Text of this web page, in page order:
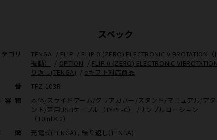
スペック
ゴリ TENGA / FLIP / FLIP 0 (ZERO) ELECTRONIC VIBROTATION
振動）
/ OPTION / FLIP 0 (ZERO) ELECTRONIC
り返し(TENGA) / eギフト対応商品
番
TFZ-103R
容物
本体/スライドアーム/クリアカバー/スタンド/マニュアル/ア
ント/専用USBケーブル（TYPE-C） /サンプルローション
（10ml×2）
徴
充電式(TENGA) , 繰り返し(TENGA)